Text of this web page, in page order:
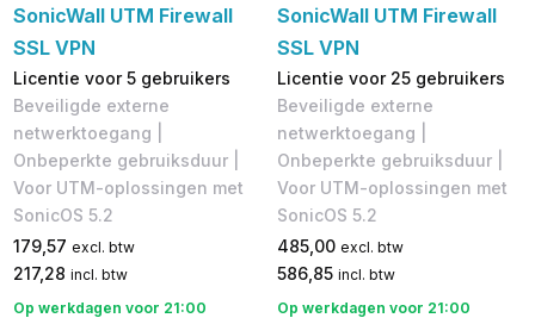
SonicWall UTM Firewall
SSL VPN
Licentie voor 5 gebruikers
Beveiligde externe
netwerktoegang |
Onbeperkte gebruiksduur |
Voor UTM-oplossingen met
SonicOS 5.2
179,57 excl. btw
217,28 incl. btw
Op werkdagen voor 21:00
SonicWall UTM Firewall
SSL VPN
Licentie voor 25 gebruikers
Beveiligde externe
netwerktoegang |
Onbeperkte gebruiksduur |
Voor UTM-oplossingen met
SonicOS 5.2
485,00 excl. btw
586,85 incl. btw
Op werkdagen voor 21:00